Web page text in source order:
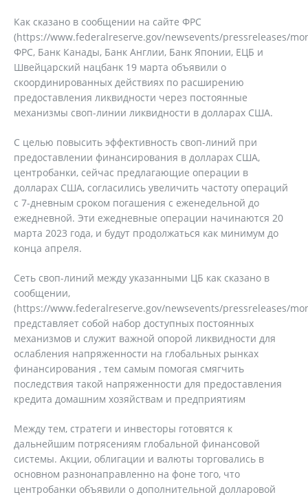
Как сказано в сообщении на сайте ФРС
(https://www.federalreserve.gov/newsevents/pressreleases/
ФРС, Банк Канады, Банк Англии, Банк Японии, ЕЦБ и
Швейцарский нацбанк 19 марта объявили о
скоординированных действиях по расширению
предоставления ликвидности через постоянные
механизмы своп-линии ликвидности в долларах США.
С целью повысить эффективность своп-линий при
предоставлении финансирования в долларах США,
центробанки, сейчас предлагающие операции в
долларах США, согласились увеличить частоту операций
с 7-дневным сроком погашения с еженедельной до
ежедневной. Эти ежедневные операции начинаются 20
марта 2023 года, и будут продолжаться как минимум до
конца апреля.
Сеть своп-линий между указанными ЦБ как сказано в
сообщении,
(https://www.federalreserve.gov/newsevents/pressreleases/
представляет собой набор доступных постоянных
механизмов и служит важной опорой ликвидности для
ослабления напряженности на глобальных рынках
финансирования , тем самым помогая смягчить
последствия такой напряженности для предоставления
кредита домашним хозяйствам и предприятиям
Между тем, стратеги и инвесторы готовятся к
дальнейшим потрясениям глобальной финансовой
системы. Акции, облигации и валюты торговались в
основном разнонаправленно на фоне того, что
центробанки объявили о дополнительной долларовой